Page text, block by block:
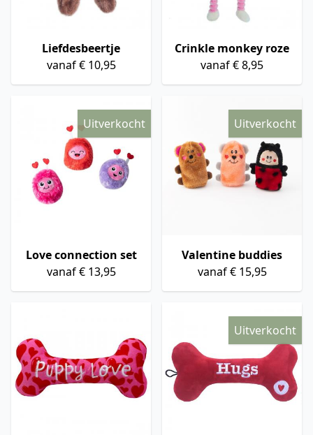
Liefdesbeertje
vanaf € 10,95
Crinkle monkey roze
vanaf € 8,95
Love connection set
vanaf € 13,95
Uitverkocht
Valentine buddies
vanaf € 15,95
Uitverkocht
Uitverkocht